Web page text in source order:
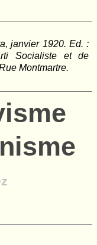
janvier 1920. Ed. :
Socialiste et de
Montmartre.